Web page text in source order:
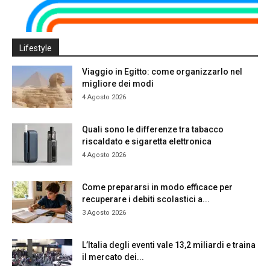
Lifestyle
Viaggio in Egitto: come organizzarlo nel
migliore dei modi
4 Agosto 2026
Quali sono le differenze tra tabacco
riscaldato e sigaretta elettronica
4 Agosto 2026
Come prepararsi in modo efficace per
recuperare i debiti scolastici a...
3 Agosto 2026
L’Italia degli eventi vale 13,2 miliardi e traina
il mercato dei...